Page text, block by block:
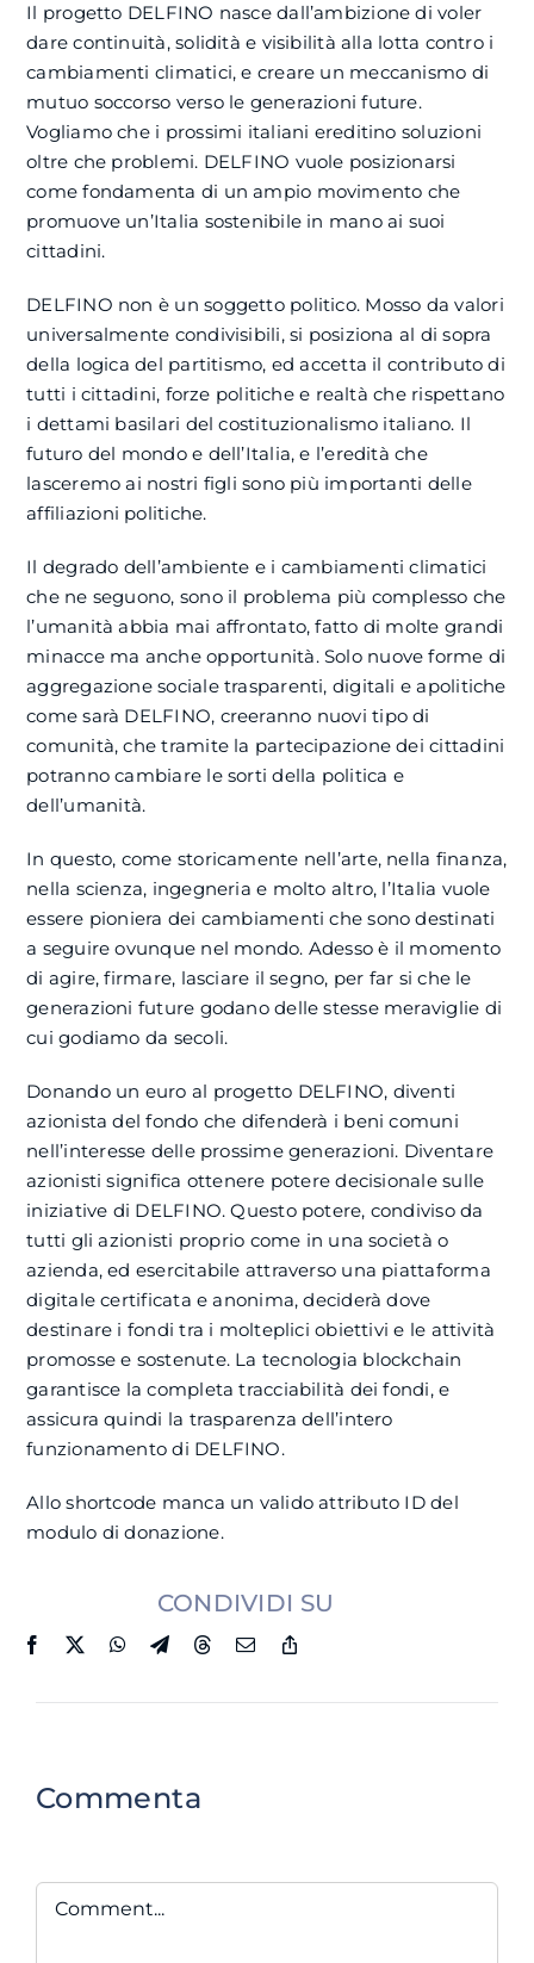
Il progetto DELFINO nasce dall’ambizione di voler
dare continuità, solidità e visibilità alla lotta contro i
cambiamenti climatici, e creare un meccanismo di
mutuo soccorso verso le generazioni future.
Vogliamo che i prossimi italiani ereditino soluzioni
oltre che problemi. DELFINO vuole posizionarsi
come fondamenta di un ampio movimento che
promuove un’Italia sostenibile in mano ai suoi
cittadini.
DELFINO non è un soggetto politico. Mosso da valori
universalmente condivisibili, si posiziona al di sopra
della logica del partitismo, ed accetta il contributo di
tutti i cittadini, forze politiche e realtà che rispettano
i dettami basilari del costituzionalismo italiano. Il
futuro del mondo e dell’Italia, e l’eredità che
lasceremo ai nostri figli sono più importanti delle
affiliazioni politiche.
Il degrado dell’ambiente e i cambiamenti climatici
che ne seguono, sono il problema più complesso che
l’umanità abbia mai affrontato, fatto di molte grandi
minacce ma anche opportunità. Solo nuove forme di
aggregazione sociale trasparenti, digitali e apolitiche
come sarà DELFINO, creeranno nuovi tipo di
comunità, che tramite la partecipazione dei cittadini
potranno cambiare le sorti della politica e
dell’umanità.
In questo, come storicamente nell’arte, nella finanza,
nella scienza, ingegneria e molto altro, l’Italia vuole
essere pioniera dei cambiamenti che sono destinati
a seguire ovunque nel mondo. Adesso è il momento
di agire, firmare, lasciare il segno, per far si che le
generazioni future godano delle stesse meraviglie di
cui godiamo da secoli.
Donando un euro al progetto DELFINO, diventi
azionista del fondo che difenderà i beni comuni
nell’interesse delle prossime generazioni. Diventare
azionisti significa ottenere potere decisionale sulle
iniziative di DELFINO. Questo potere, condiviso da
tutti gli azionisti proprio come in una società o
azienda, ed esercitabile attraverso una piattaforma
digitale certificata e anonima, deciderà dove
destinare i fondi tra i molteplici obiettivi e le attività
promosse e sostenute. La tecnologia blockchain
garantisce la completa tracciabilità dei fondi, e
assicura quindi la trasparenza dell’intero
funzionamento di DELFINO.
Allo shortcode manca un valido attributo ID del
modulo di donazione.
CONDIVIDI SU
Commenta
Comment